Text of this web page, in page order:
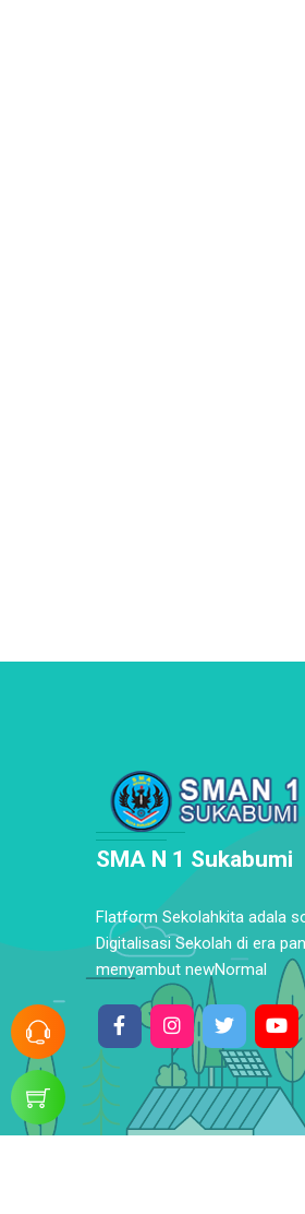
SMA N 1 Sukabumi
Flatform Sekolahkita adala
Digitalisasi Sekolah di era
menyambut newNormal